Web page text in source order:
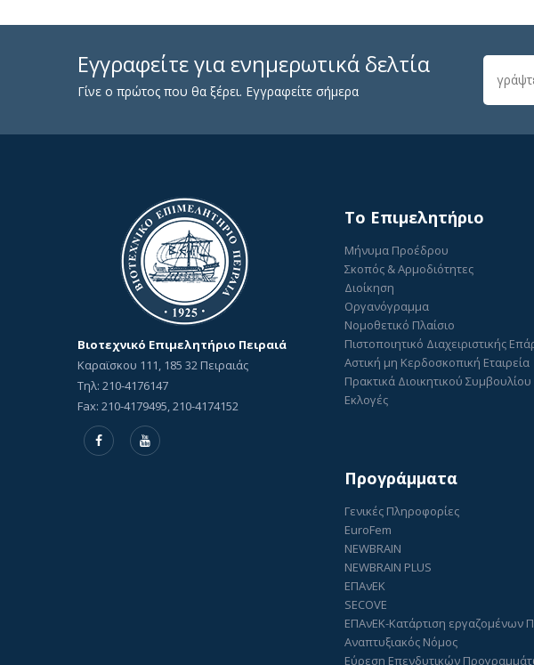
Εγγραφείτε για ενημερωτικά δελτία
Γίνε ο πρώτος που θα ξέρει. Εγγραφείτε σήμερα
Βιοτεχνικό Επιμελητήριο Πειραιά
Καραϊσκου 111, 185 32 Πειραιάς
Τηλ: 210-4176147
Fax: 210-4179495, 210-4174152
To Επιμελητήριο
Μήνυμα Προέδρου
Σκοπός & Αρμοδιότητες
Διοίκηση
Οργανόγραμμα
Νομοθετικό Πλαίσιο
Πιστοποιητικό Διαχειριστικής
Αστική μη Κερδοσκοπική Εταιρεία
Πρακτικά Διοικητικού Συμβουλίου
Εκλογές
Προγράμματα
Γενικές Πληροφορίες
EuroFem
NEWBRAIN
NEWBRAIN PLUS
ΕΠΑνΕΚ
SECOVE
ΕΠΑνΕΚ-Κατάρτιση εργαζομένων
Αναπτυξιακός Νόμος
Εύρεση Επενδυτικών